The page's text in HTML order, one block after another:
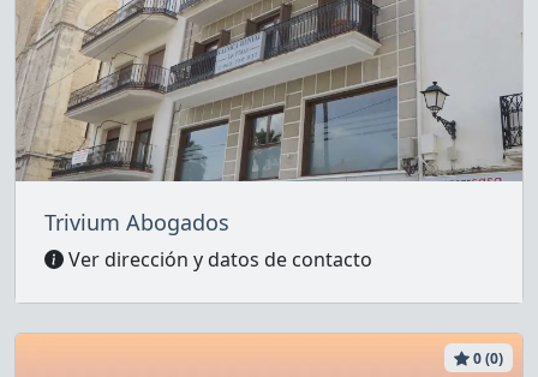
Trivium Abogados
Ver dirección y datos de contacto
0 (0)